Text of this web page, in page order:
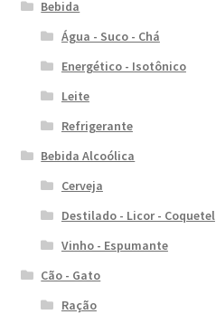
Bebida
Água - Suco - Chá
Energético - Isotônico
Leite
Refrigerante
Bebida Alcoólica
Cerveja
Destilado - Licor - Coquetel
Vinho - Espumante
Cão - Gato
Ração